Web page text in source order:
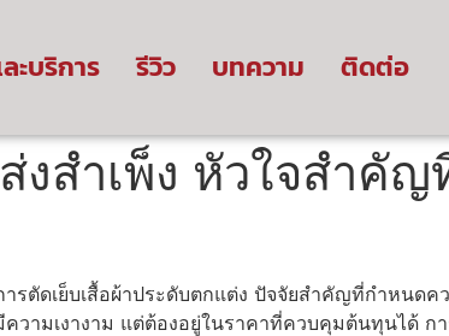
ะบริการ รีวิว บทความ ติดต่อ
งสำเพ็ง หัวใจสำคั
ตัดเย็บเสื้อผ้าประดับตกแต่ง ปัจจัยสำคัญที่กำหนดค
เงางาม แต่ต้องอยู่ในราคาที่ควบคุมต้นทุนได้ กา